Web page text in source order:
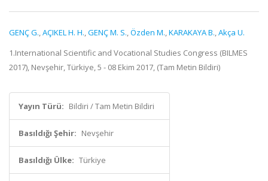
GENÇ G.,AÇIKEL H. H.,GENÇ M. S.,Özden M.,KARAKAYA B.,Akça U.
1.International Scientific and Vocational Studies Congress (BILMES
2017), Nevşehir, Türkiye, 5 - 08 Ekim 2017, (Tam Metin Bildiri)
Yayın Türü: Bildiri / Tam Metin Bildiri
Basıldığı Şehir: Nevşehir
Basıldığı Ülke: Türkiye